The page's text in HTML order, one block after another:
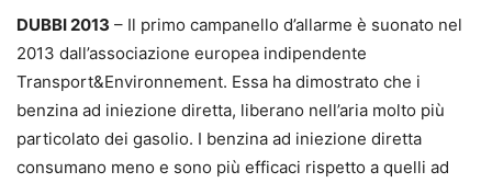
DUBBI 2013 – Il primo campanello d’allarme è suonato nel
2013 dall’associazione europea indipendente
Transport&Environnement. Essa ha dimostrato che i
benzina ad iniezione diretta, liberano nell’aria molto più
particolato dei gasolio. I benzina ad iniezione diretta
consumano meno e sono più efficaci rispetto a quelli ad